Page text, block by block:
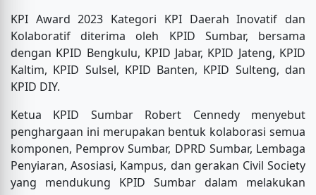
KPI Award 2023 Kategori KPI Daerah Inovatif dan
Kolaboratif diterima oleh KPID Sumbar, bersama
dengan KPID Bengkulu, KPID Jabar, KPID Jateng, KPID
Kaltim, KPID Sulsel, KPID Banten, KPID Sulteng, dan
KPID DIY.
Ketua KPID Sumbar Robert Cennedy menyebut
penghargaan ini merupakan bentuk kolaborasi semua
komponen, Pemprov Sumbar, DPRD Sumbar, Lembaga
Penyiaran, Asosiasi, Kampus, dan gerakan Civil Society
yang mendukung KPID Sumbar dalam melakukan